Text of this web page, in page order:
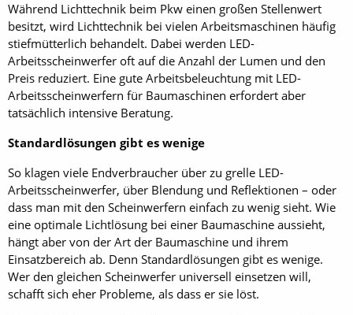
Während Lichttechnik beim Pkw einen großen Stellenwert
besitzt, wird Lichttechnik bei vielen Arbeitsmaschinen häufig
stiefmütterlich behandelt. Dabei werden LED-
Arbeitsscheinwerfer oft auf die Anzahl der Lumen und den
Preis reduziert. Eine gute Arbeitsbeleuchtung mit LED-
Arbeitsscheinwerfern für Baumaschinen erfordert aber
tatsächlich intensive Beratung.
Standardlösungen gibt es wenige
So klagen viele Endverbraucher über zu grelle LED-
Arbeitsscheinwerfer, über Blendung und Reflektionen – oder
dass man mit den Scheinwerfern einfach zu wenig sieht. Wie
eine optimale Lichtlösung bei einer Baumaschine aussieht,
hängt aber von der Art der Baumaschine und ihrem
Einsatzbereich ab. Denn Standardlösungen gibt es wenige.
Wer den gleichen Scheinwerfer universell einsetzen will,
schafft sich eher Probleme, als dass er sie löst.